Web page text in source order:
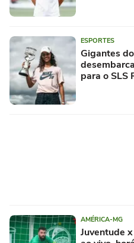
ESPORTES
Gigantes
para o SLS
AMÉRICA-MG
Juventude